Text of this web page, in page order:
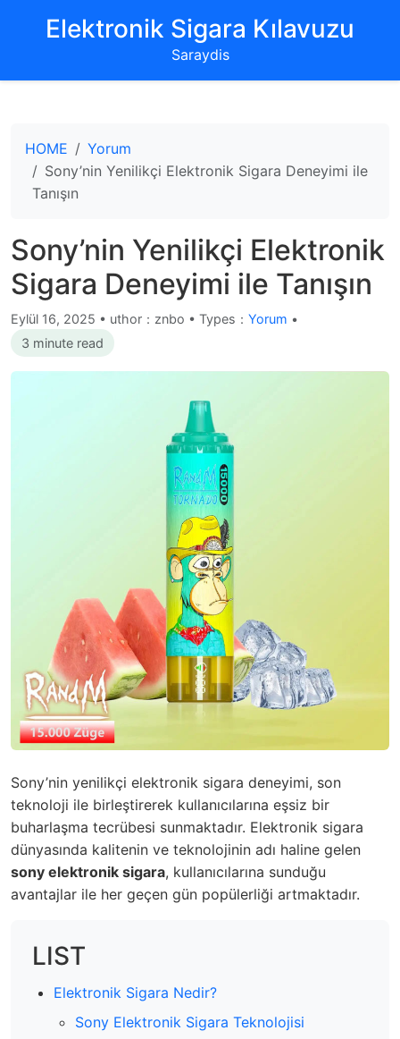
‌Elektronik Sigara Kılavuzu‌
Saraydis
HOME
Yorum
Sony’nin Yenilikçi Elektronik Sigara Deneyimi ile
Tanışın
Sony’nin Yenilikçi Elektronik
Sigara Deneyimi ile Tanışın
Eylül 16, 2025 • uthor：znbo • Types： Yorum •
3 minute read
Sony’nin yenilikçi elektronik sigara deneyimi, son
teknoloji ile birleştirerek kullanıcılarına eşsiz bir
buharlaşma tecrübesi sunmaktadır. Elektronik sigara
dünyasında kalitenin ve teknolojinin adı haline gelen
sony elektronik sigara, kullanıcılarına sunduğu
avantajlar ile her geçen gün popülerliği artmaktadır.
LIST
Elektronik Sigara Nedir?
Sony Elektronik Sigara Teknolojisi